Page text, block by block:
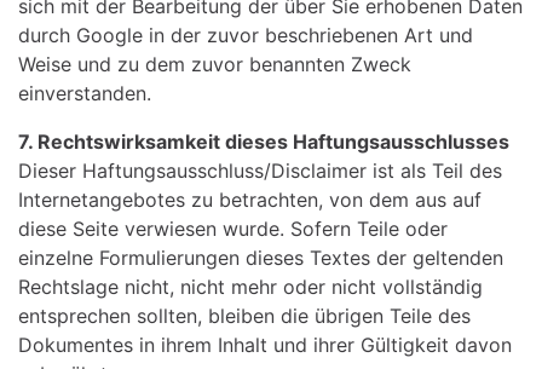
sich mit der Bearbeitung der über Sie erhobenen Daten
durch Google in der zuvor beschriebenen Art und
Weise und zu dem zuvor benannten Zweck
einverstanden.
7. Rechtswirksamkeit dieses Haftungsausschlusses
Dieser Haftungsausschluss/Disclaimer ist als Teil des
Internetangebotes zu betrachten, von dem aus auf
diese Seite verwiesen wurde. Sofern Teile oder
einzelne Formulierungen dieses Textes der geltenden
Rechtslage nicht, nicht mehr oder nicht vollständig
entsprechen sollten, bleiben die übrigen Teile des
Dokumentes in ihrem Inhalt und ihrer Gültigkeit davon